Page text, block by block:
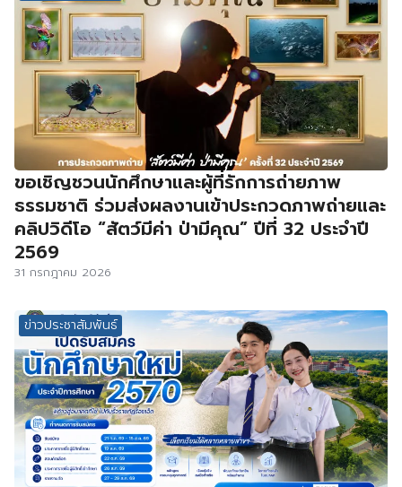
ขอเชิญชวนนักศึกษาและผู้ที่รักการถ่ายภาพ
ธรรมชาติ ร่วมส่งผลงานเข้าประกวดภาพถ่ายและ
คลิปวิดีโอ “สัตว์มีค่า ป่ามีคุณ” ปีที่ 32 ประจำปี
2569
31 กรกฎาคม 2026
ข่าวประชาสัมพันธ์